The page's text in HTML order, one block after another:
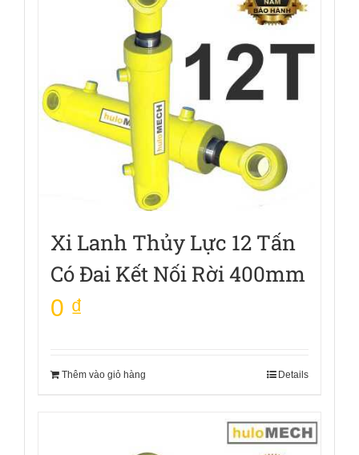
Xi Lanh Thủy Lực 12 Tấn
Có Đai Kết Nối Rời 400mm
0 ₫
Thêm vào giỏ hàng Details